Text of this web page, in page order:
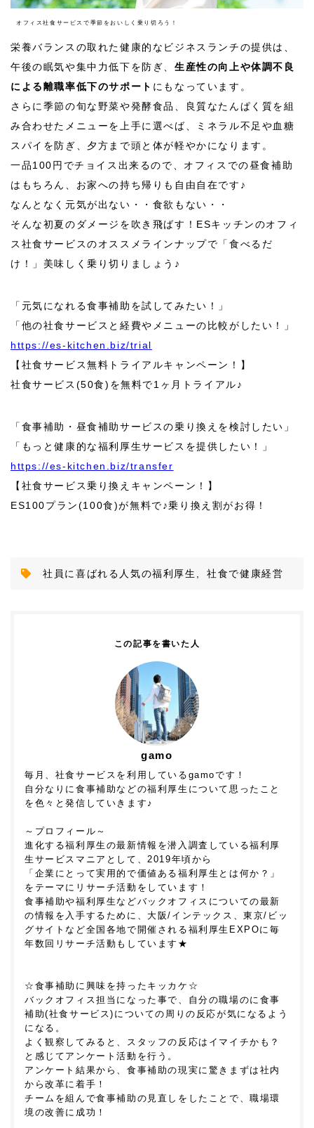
オフィス社食サービスで季節をおいしく乗り切ろう！
栄養バランスの取れた健康的なビジネスランチの提供は、
午後の眠気や集中力低下を防ぎ、生産性の向上や体調不良
による離職率低下のサポート にもなっています。
さらに季節の旬な野菜や発酵食品、良質なたんぱく質を組
み合わせたメニューを上手に選べば、ミネラル不足や血糖
スパイを防ぎ、夕方まで頭と体が軽やかになります。
一品100円でチョイス出来るので、オフィスでの昼食補助
はもちろん、お家への持ち帰りも自由自在です♪
なんとなく元気が出ない・・食欲もない・・
そんな初夏のダメージを吹き飛ばす！ ESキッチンのオフィ
ス社食サービスのオススメラインナップで「食べるだ
け！」美味しく乗り切りましょう♪
「元気になれる食事補助を試してみたい！」
「他の社食サービスと経費やメニューの比較がしたい！」
https://es-kitchen.biz/trial
【社食サービス無料トライアルキャンペーン！】
社食サービス(50食)を無料で1 ヶ月トライアル♪
「食事補助・昼食補助サービスの乗り換えを検討したい」
「もっと健康的な福利厚生サービスを提供したい！」
https://es-kitchen.biz/transfer
【社食サービス乗り換えキャンペーン！】
ES100プラン(100食)が無料で♪乗り換え割がお得！
社員に喜ばれる人気の福利厚生 社食で健康経営
この記事を書いた人
gamo
毎月、社食サービスを利用しているgamoです！
自分なりに食事補助などの福利厚生について思ったこと
を色々と発信していきます♪
～プロフィール～
進化する福利厚生の最新情報を潜入調査している福利厚
生サービスマニアとして、2019年頃から
「企業にとって実用的で価値ある福利厚生とは何か？」
をテーマにリサーチ活動をしています！
食事補助や福利厚生などバックオフィスについての最新
の情報を入手するために、大阪/インテックス、東京/ビッ
グサイトなど全国各地で開催される福利厚生EXPOに毎
年数回リサーチ活動もしています★
☆食事補助に興味を持ったキッカケ☆
バックオフィス担当になった事で、自分の職場のに食事
補助(社食サービス)についての周りの反応が気になるよう
になる。
よく観察してみると、スタッフの反応はイマイチかも？
と感じてアンケート活動を行う。
アンケート結果から、食事補助の現実に驚きまずは社内
から改革に着手！
チームを組んで食事補助の見直しをしたことで、職場環
境の改善に成功！